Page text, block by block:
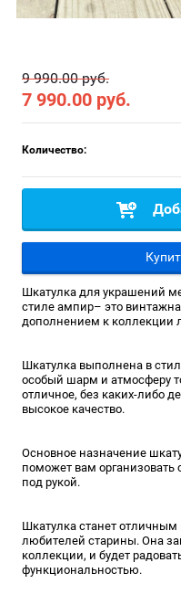
9 990.00 руб.
7 990.00 руб.
Количество:
Шкатулка для украшений
стиле ампир– это
дополнением к коллекции
Шкатулка выполнена в
особый шарм и атмосферу
отличное, без каких-либо
высокое качество.
Основное назначение
поможет вам организовать
под рукой.
Шкатулка станет
любителей старины. Она
коллекции, и будет
функциональностью.